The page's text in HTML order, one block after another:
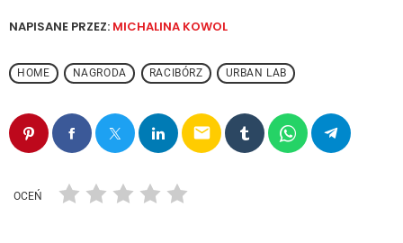
NAPISANE PRZEZ: MICHALINA KOWOL
HOME NAGRODA RACIBÓRZ URBAN LAB
email
OCEŃ